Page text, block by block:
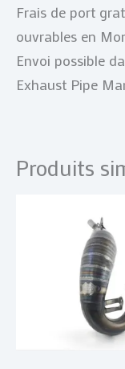
Frais de port
ouvrables en
Envoi possible
Exhaust Pipe
Produits
prix
initial
était :
€ 389,00.